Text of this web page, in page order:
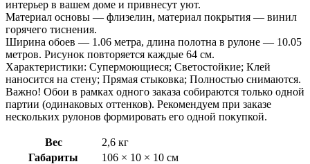
интерьер в вашем доме и привнесут уют.
Материал основы — флизелин, материал покрытия — винил
горячего тиснения.
Ширина обоев — 1.06 метра, длина полотна в рулоне — 10.05
метров. Рисунок повторяется каждые 64 см.
Характеристики: Супермоющиеся; Светостойкие; Клей
наносится на стену; Прямая стыковка; Полностью снимаются.
Важно! Обои в рамках одного заказа собираются только одной
партии (одинаковых оттенков). Рекомендуем при заказе
нескольких рулонов формировать его одной покупкой.
Вес
2,6 кг
Габариты
106 × 10 × 10 см